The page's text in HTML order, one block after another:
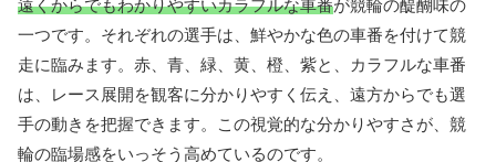
遠くからでもわかりやすいカラフルな車番が競輪の醍醐味の
一つです。それぞれの選手は、鮮やかな色の車番を付けて競
走に臨みます。赤、青、緑、黄、橙、紫と、カラフルな車番
は、レース展開を観客に分かりやすく伝え、遠方からでも選
手の動きを把握できます。この視覚的な分かりやすさが、競
輪の臨場感をいっそう高めているのです。